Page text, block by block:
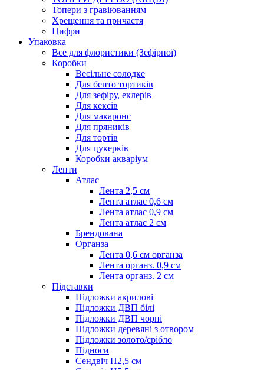
Топери з гравіюванням
Хрещення та причастя
Цифри
Упаковка
Все для флористики (Зефірної)
Коробки
Весільне солодке
Для бенто тортиків
Для зефіру, еклерів
Для кексів
Для макаронс
Для пряників
Для тортів
Для цукерків
Коробки акваріум
Ленти
Атлас
Лента 2,5 см
Лента атлас 0,6 см
Лента атлас 0,9 см
Лента атлас 2 см
Брендована
Органза
Лента 0,6 см органза
Лента органз. 0,9 см
Лента органз. 2 см
Підставки
Підложки акрилові
Підложки ДВП білі
Підложки ДВП чорні
Підложки деревяні з отвором
Підложки золото/срібло
Підноси
Сендвіч H2,5 см